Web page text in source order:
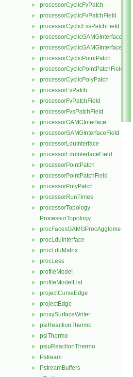
► processorCyclicFvPatch
► processorCyclicFvPatchField
► processorCyclicFvsPatchField
► processorCyclicGAMGInterface
► processorCyclicGAMGInterfaceField
► processorCyclicPointPatch
► processorCyclicPointPatchField
► processorCyclicPolyPatch
► processorFvPatch
► processorFvPatchField
► processorFvsPatchField
► processorGAMGInterface
► processorGAMGInterfaceField
► processorLduInterface
► processorLduInterfaceField
► processorPointPatch
► processorPointPatchField
► processorPolyPatch
► processorRunTimes
►
processorTopology
ProcessorTopology
► procFacesGAMGProcAgglomeration
► procLduInterface
► procLduMatrix
► procLess
► profileModel
► profileModelList
► projectCurveEdge
► projectEdge
► proxySurfaceWriter
► psiReactionThermo
► psiThermo
► psiuReactionThermo
► Pstream
► PstreamBuffers